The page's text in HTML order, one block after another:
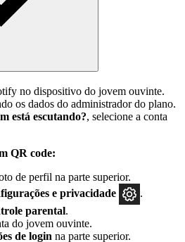
no dispositivo do jovem ouvinte.
os dados do administrador do plano.
está escutando?, selecione a conta
QR code:
de perfil na parte superior.
e privacidade
.
parental.
do jovem ouvinte.
de login na parte superior.